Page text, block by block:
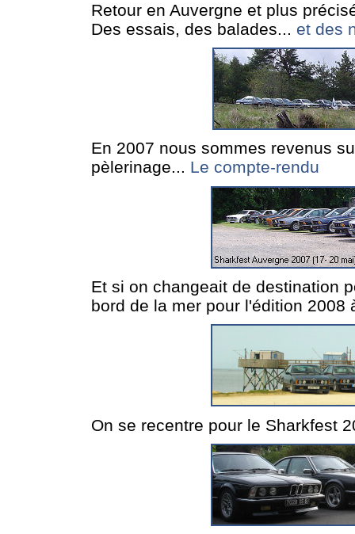
Retour en Auvergne et plus
Des essais, des balades... et des
En 2007 nous sommes revenus
pèlerinage... Le compte-rendu
Et si on changeait de destination
bord de la mer pour l'édition 2008
On se recentre pour le Sharkfest